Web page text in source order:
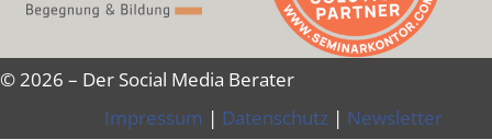
© 2026 – Der Social Media Berater
Impressum | Datenschutz | Newsletter